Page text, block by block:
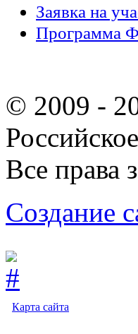
Заявка на
Программа
© 2009 -
Все права
Создание
Карта сайта